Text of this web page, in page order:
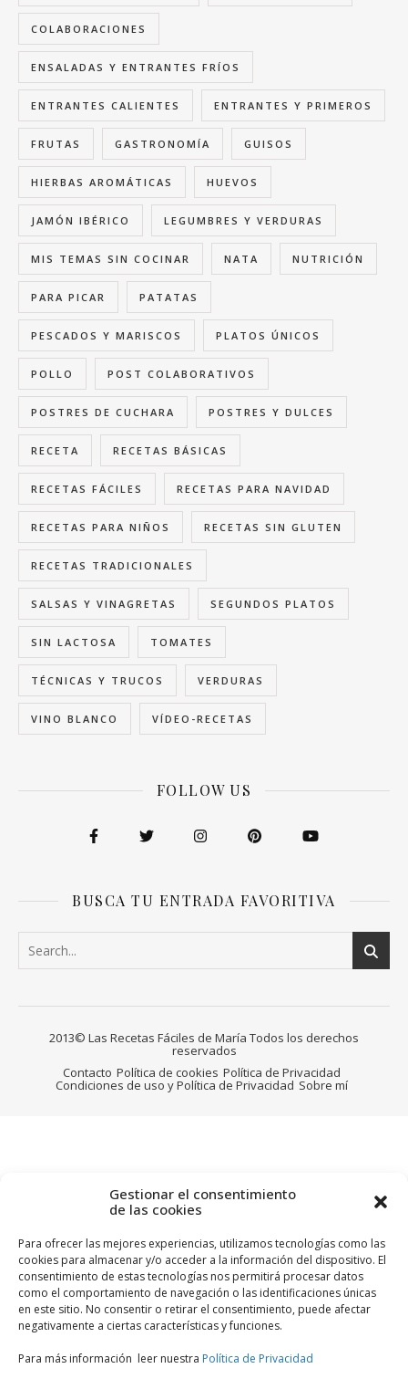
Gestionar el consentimiento
de las cookies
Para ofrecer las mejores experiencias, utilizamos tecnologías como las
cookies para almacenar y/o acceder a la información del dispositivo. El
consentimiento de estas tecnologías nos permitirá procesar datos
como el comportamiento de navegación o las identificaciones únicas
en este sitio. No consentir o retirar el consentimiento, puede afectar
negativamente a ciertas características y funciones.
Para más información leer nuestra Política de Privacidad
COLABORACIONES
ENSALADAS Y ENTRANTES FRÍOS
ENTRANTES CALIENTES ENTRANTES Y PRIMEROS
FRUTAS GASTRONOMÍA GUISOS
HIERBAS AROMÁTICAS HUEVOS
JAMÓN IBÉRICO LEGUMBRES Y VERDURAS
MIS TEMAS SIN COCINAR NATA NUTRICIÓN
PARA PICAR PATATAS
PESCADOS Y MARISCOS PLATOS ÚNICOS
POLLO POST COLABORATIVOS
POSTRES DE CUCHARA POSTRES Y DULCES
RECETA RECETAS BÁSICAS
RECETAS FÁCILES RECETAS PARA NAVIDAD
RECETAS PARA NIÑOS RECETAS SIN GLUTEN
RECETAS TRADICIONALES
SALSAS Y VINAGRETAS SEGUNDOS PLATOS
SIN LACTOSA TOMATES
TÉCNICAS Y TRUCOS VERDURAS
VINO BLANCO VÍDEO-RECETAS
FOLLOW US
BUSCA TU ENTRADA FAVORITIVA
2013© Las Recetas Fáciles de María Todos los derechos
reservados
Contacto Política de cookies Política de Privacidad
Condiciones de uso y Política de Privacidad Sobre mí